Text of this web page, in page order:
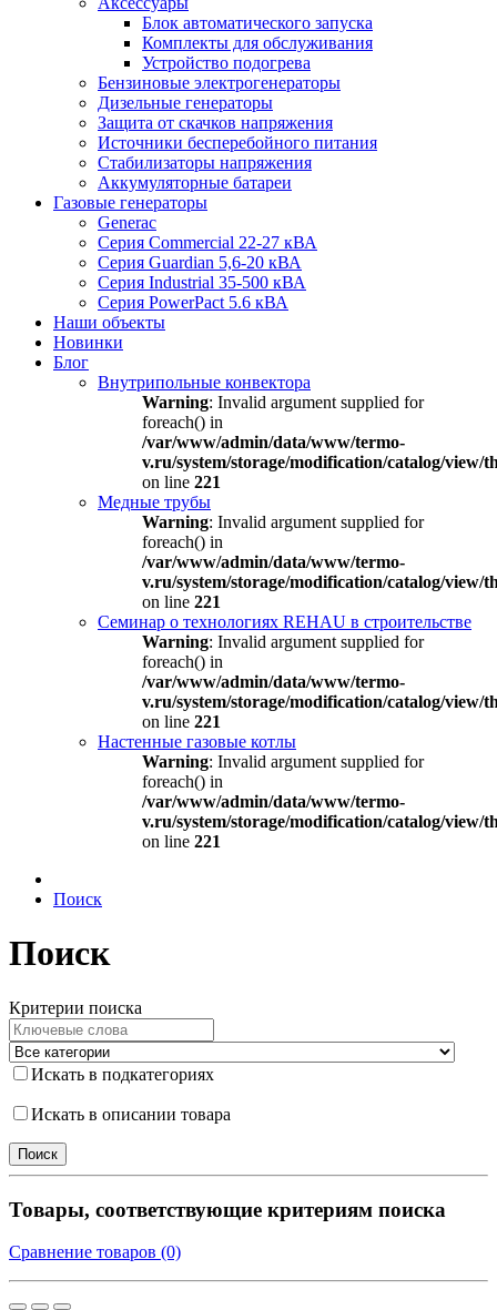
Блок автоматического запуска
Комплекты для обслуживания
Устройство подогрева
Бензиновые электрогенераторы
Дизельные генераторы
Защита от скачков напряжения
Источники бесперебойного питания
Стабилизаторы напряжения
Аккумуляторные батареи
Газовые генераторы
Generac
Серия Commercial 22-27 кВА
Серия Guardian 5,6-20 кВА
Серия Industrial 35-500 кВА
Серия PowerPact 5.6 кВА
Наши объекты
Новинки
Блог
Внутрипольные конвектора
Warning: Invalid argument supplied for
foreach() in
/var/www/admin/data/www/termo-
v.ru/system/storage/modification/catalog/view/
on line 221
Медные трубы
Warning: Invalid argument supplied for
foreach() in
/var/www/admin/data/www/termo-
v.ru/system/storage/modification/catalog/view/
on line 221
Семинар о технологиях REHAU в строительстве
Warning: Invalid argument supplied for
foreach() in
/var/www/admin/data/www/termo-
v.ru/system/storage/modification/catalog/view/
on line 221
Настенные газовые котлы
Warning: Invalid argument supplied for
foreach() in
/var/www/admin/data/www/termo-
v.ru/system/storage/modification/catalog/view/
on line 221
Поиск
Поиск
Критерии поиска
Искать в подкатегориях
Искать в описании товара
Товары, соответствующие критериям поиска
Сравнение товаров (0)